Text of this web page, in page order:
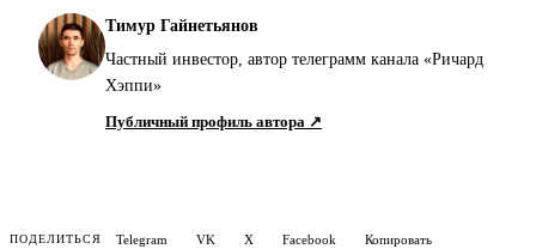
Тимур Гайнетьянов
Частный инвестор, автор телеграмм канала «Ричард
Хэппи»
Публичный профиль автора ↗
ПОДЕЛИТЬСЯ Telegram VK X Facebook Копировать